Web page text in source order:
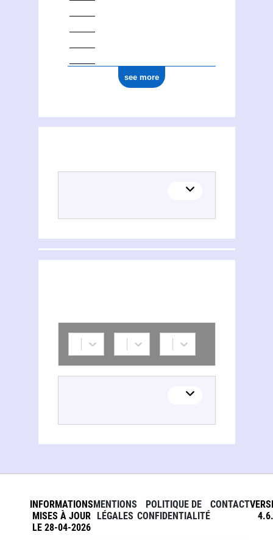
see more
INFORMATIONS
MISES À JOUR
LE 28-04-2026
MENTIONS
LÉGALES
POLITIQUE DE
CONFIDENTIALITÉ
CONTACT